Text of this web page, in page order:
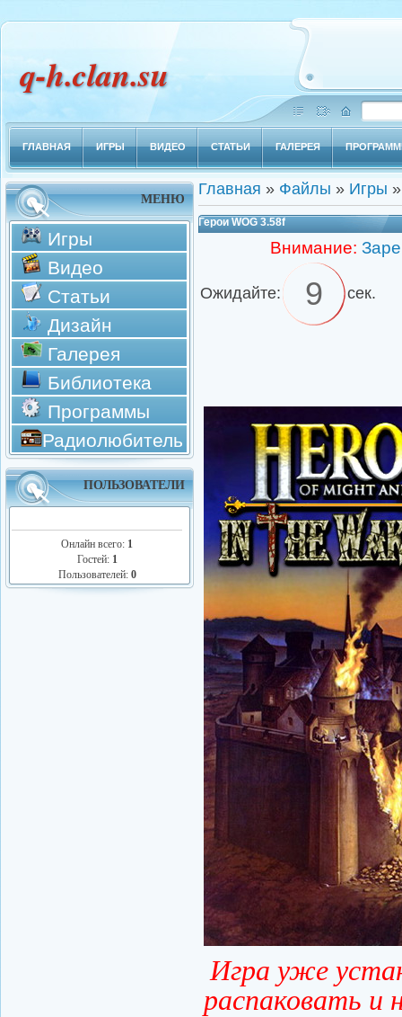
q-h.clan.su
ГЛАВНАЯ ИГРЫ ВИДЕО СТАТЬИ ГАЛЕРЕЯ
МЕНЮ
Игры
Видео
Статьи
Дизайн
Галерея
Библиотека
Программы
Радиолюбитель
ПОЛЬЗОВАТЕЛИ
Онлайн всего: 1
Гостей: 1
Пользователей: 0
Главная » Файлы » Игры
Герои WOG 3.58f
Внимание:
Ожидайте: 8 сек.
Игра уже
распаковать и